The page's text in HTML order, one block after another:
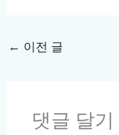
← 이전 글
댓글 달기